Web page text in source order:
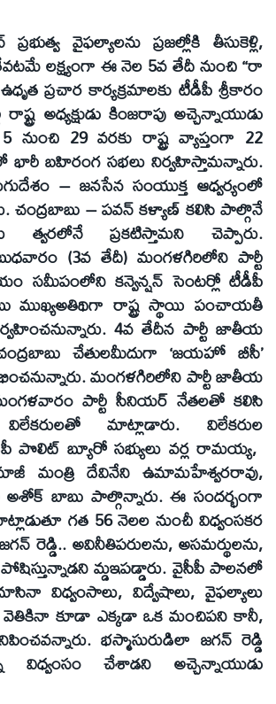
ప్రభుత్వ వైఫల్యాలను ప్రజల్లోకి తీసుకెళ్లి,
లక్ష్యంగా ఈ నెల 5వ తేదీ నుంచి ‘‘రా
ప్రచార కార్యక్రమాలకు టీడీపీ శ్రీకారం
రాష్ట్ర అధ్యక్షుడు కింజరాపు అచ్చెన్నాయుడు
29 వరకు రాష్ట్ర వ్యాప్తంగా 22
భారీ బహిరంగ సభలు నిర్వహిస్తామన్నారు.
– జనసేన సంయుక్త ఆధ్వర్యంలో
చంద్రబాబు – పవన్‌ కళ్యాణ్‌ కలిసి పాల్గొనే
త్వరలోనే ప్రకటిస్తామని చెప్పారు.
(3వ తేదీ) మంగళగిరిలోని పార్టీ
సమీపంలోని కన్వెన్షన్‌ సెంటర్లో టీడీపీ
ముఖ్యఅతిథిగా రాష్ట్ర స్థాయి పంచాయతీ
4వ తేదీన పార్టీ జాతీయ
చేతులమీదుగా ‘జయహో బీసీ’
మంగళగిరిలోని పార్టీ జాతీయ
పార్టీ సీనియర్‌ నేతలతో కలిసి
విలేకరులతో మాట్లాడారు. విలేకరుల
బ్యూరో సభ్యులు వర్ల రామయ్య,
మాజీ మంత్రి దేవినేని ఉమామహేశ్వరరావు,
అశోక్‌ బాబు పాల్గొన్నారు. ఈ సందర్భంగా
గత 56 నెలల నుంచీ విధ్వంసకర
రెడ్డి.. అవినీతిపరులను, అసమర్థులను,
పోషిస్తున్నాడని మ్డఇపడ్డారు. వైసీపీ పాలనలో
విధ్వంసాలు, విద్వేషాలు, వైఫల్యాలు
వెతికినా కూడా ఎక్కడా ఒక మంచిపని కానీ,
భస్మాసురుడిలా జగన్‌ రెడ్డి
విధ్వంసం చేశాడని అచ్చెన్నాయుడు